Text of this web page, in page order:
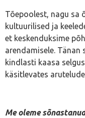
Tõepoolest, nagu sa
kultuurilised ja
et keskenduksime
arendamisele. Tänan
kindlasti kaasa
käsitlevates
Me oleme